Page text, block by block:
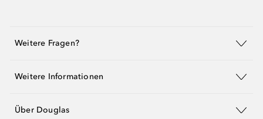
Weitere Fragen?
Weitere Informationen
Über Douglas